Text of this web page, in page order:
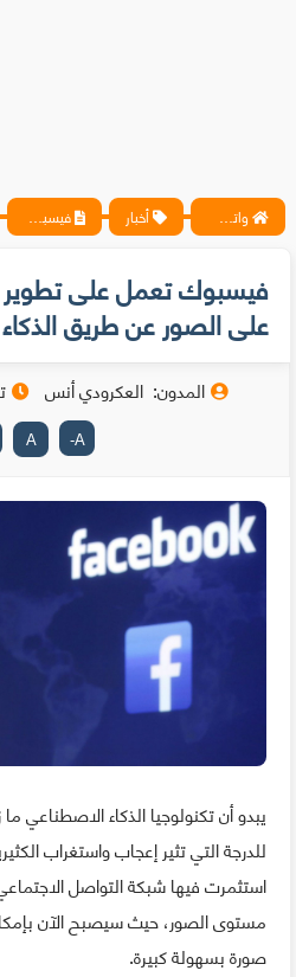
واتس آب ، فيسبوك ، أنترنت ، شروحات تقنية حصرية - المحترف أخبار فيسبوك تعمل على تطوير ميزة جديدة للتعرف على الصور عن طريق الذكاء الاصطناعي
فيسبوك تعمل على تطوير
على الصور عن طريق
المدون: العكرودي أنس
A
-
A
يبدو أن تكنولوجيا الذكاء الاصطناعي
للدرجة التي تثير إعجاب واستغراب
استثمرت فيها شبكة التواصل
مستوى الصور، حيث سيصبح الآن
صورة بسهولة كبيرة.